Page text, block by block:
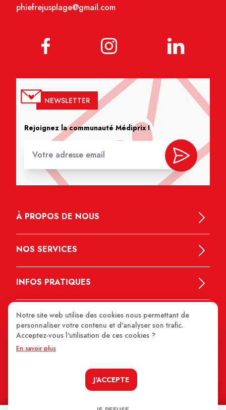
phiefrejusplage@gmail.com
NEWSLETTER
Rejoignez la communauté Médiprix !
À PROPOS DE NOUS
NOS SERVICES
INFOS PRATIQUES
Notre site web utilise des cookies nous permettant de
personnaliser votre contenu et d'analyser son trafic.
Acceptez-vous l'utilisation de ces cookies ?
En savoir plus
J'ACCEPTE